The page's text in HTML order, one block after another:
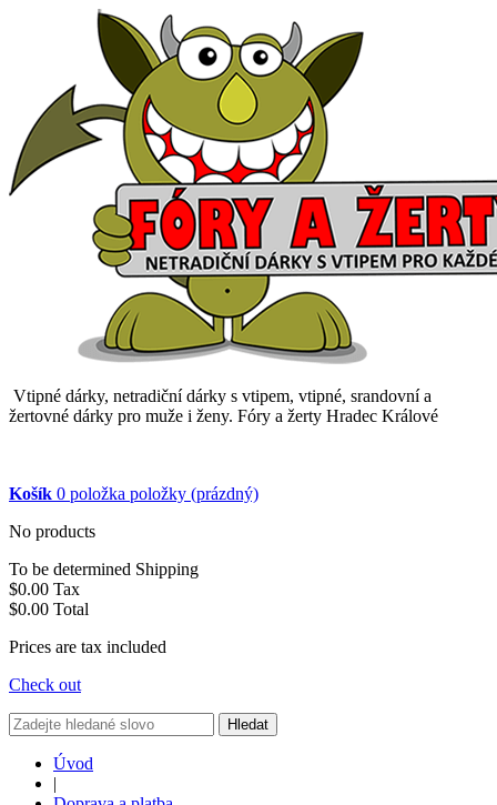
Vtipné dárky, netradiční dárky s vtipem, vtipné, srandovní a
žertovné dárky pro muže i ženy. Fóry a žerty Hradec Králové
Košík 0 položka položky (prázdný)
No products
To be determined Shipping
$0.00 Tax
$0.00 Total
Prices are tax included
Check out
Hledat
Úvod
|